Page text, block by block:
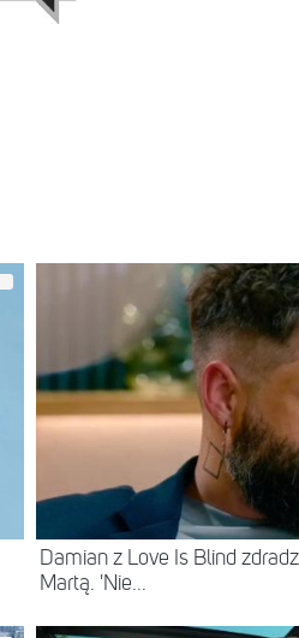
Damian z Love Is Blind
Martą. 'Nie...